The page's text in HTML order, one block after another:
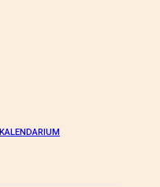
KALENDARIUM